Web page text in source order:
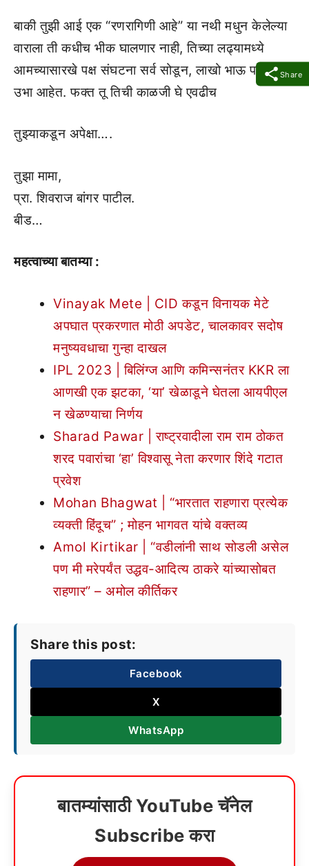
Share
बाकी तुझी आई एक “रणरागिणी आहे” या नथी मधुन केलेल्या
वाराला ती कधीच भीक घालणार नाही, तिच्या लढ्यामध्ये
आमच्यासारखे पक्ष संघटना सर्व सोडून, लाखो भाऊ पाठीशी
उभा आहेत. फक्त तू तिची काळजी घे एवढीच
तुझ्याकडून अपेक्षा….
तुझा मामा,
प्रा. शिवराज बांगर पाटील.
बीड…
महत्वाच्या बातम्या :
Vinayak Mete | CID कडून विनायक मेटे
अपघात प्रकरणात मोठी अपडेट, चालकावर सदोष
मनुष्यवधाचा गुन्हा दाखल
IPL 2023 | बिलिंग्ज आणि कमिन्सनंतर KKR ला
आणखी एक झटका, ‘या’ खेळाडूने घेतला आयपीएल
न खेळण्याचा निर्णय
Sharad Pawar | राष्ट्रवादीला राम राम ठोकत
शरद पवारांचा ‘हा’ विश्वासू नेता करणार शिंदे गटात
प्रवेश
Mohan Bhagwat | “भारतात राहणारा प्रत्येक
व्यक्ती हिंदूच” ; मोहन भागवत यांचे वक्तव्य
Amol Kirtikar | “वडीलांनी साथ सोडली असेल
पण मी मरेपर्यंत उद्धव-आदित्य ठाकरे यांच्यासोबत
राहणार” – अमोल कीर्तिकर
Share this post:
Facebook
X
WhatsApp
बातम्यांसाठी YouTube चॅनेल
Subscribe करा